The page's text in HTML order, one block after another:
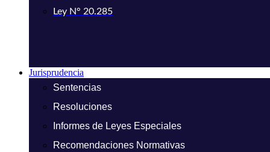
Ley N° 20.285
Jurisprudencia
Sentencias
Resoluciones
Informes de Leyes Especiales
Recomendaciones Normativas